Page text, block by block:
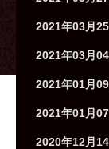
2021年03月25
2021年03月04
2021年01月09
2021年01月07
2020年12月14